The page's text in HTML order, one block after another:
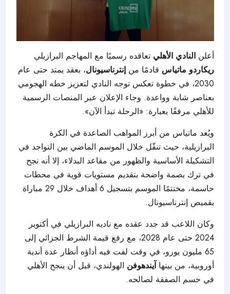
أعلنالنادي الأهلي تعاقده رسميًا مع المهاجم البرازيلي
ريكاردو ماتياس قادمًا منإنترناسيونال، بعقد يمتد حتى عام
2030، في خطوة تعكس توجه النادي لتعزيز خطه الهجومي
بعناصر شابة وواعدة. وجاء الإعلان عبر المنصات الرسمية
للأهلي مرفقًا بعبارة: «الرحلة تبدأ الآن».
ويُعد ماتياس من أبرز المواهب الصاعدة في الكرة
البرازيلية، حيث تنقّل خلال الموسم الماضي بين التواجد في
التشكيلة الأساسية والظهور من مقاعد البدلاء، إلا أنه نجح
في ترك بصمة واضحة بتقديم مستويات قوية في محطات
حاسمة، مختتمًا الموسم بتسجيل 6 أهداف خلال 29 مباراة
بقميص إنترناسيونال.
وكان اللاعب قد جدد عقده مع ناديه البرازيلي في أكتوبر
2024 حتى عام 2028، مع رفع قيمة الشرط الجزائي إلى
65 مليون يورو، في وقت لفت فيه أداؤه أنظار عدة أندية
أوروبية، من بينهاآيندهوفن الهولندي، قبل أن ينجح الأهلي
في حسم الصفقة لصالحه.